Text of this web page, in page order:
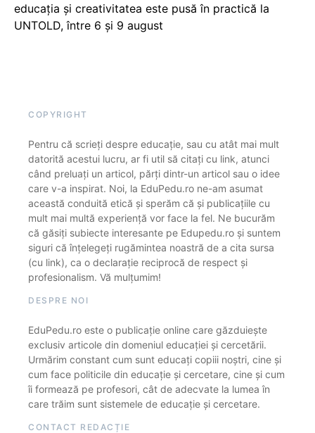
educația și creativitatea este pusă în practică la
UNTOLD, între 6 și 9 august
COPYRIGHT
Pentru că scrieți despre educație, sau cu atât mai mult
datorită acestui lucru, ar fi util să citați cu link, atunci
când preluați un articol, părți dintr-un articol sau o idee
care v-a inspirat. Noi, la EduPedu.ro ne-am asumat
această conduită etică și sperăm că și publicațiile cu
mult mai multă experiență vor face la fel. Ne bucurăm
că găsiți subiecte interesante pe Edupedu.ro și suntem
siguri că înțelegeți rugămintea noastră de a cita sursa
(cu link), ca o declarație reciprocă de respect și
profesionalism. Vă mulțumim!
DESPRE NOI
EduPedu.ro este o publicație online care găzduiește
exclusiv articole din domeniul educației și cercetării.
Urmărim constant cum sunt educați copiii noștri, cine și
cum face politicile din educație și cercetare, cine și cum
îi formează pe profesori, cât de adecvate la lumea în
care trăim sunt sistemele de educație și cercetare.
CONTACT REDACȚIE